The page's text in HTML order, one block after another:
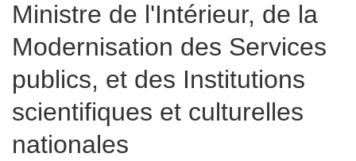
Ministre de l'Intérieur, de la
Modernisation des Services
publics, et des Institutions
scientifiques et culturelles
nationales